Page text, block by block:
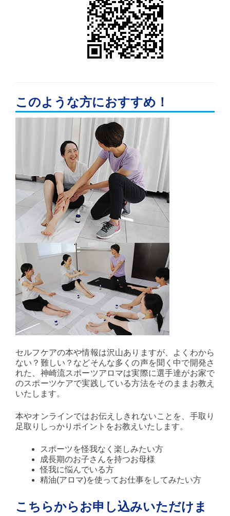
このような方におすすめ！
セルフケアの本や情報は沢山ありますが、よくわから
ない？難しい？などそんな多くの声を聞く中で開発さ
れた、神崎流スポーツアロマは実際に選手達がお家で
のスポーツケアで実践している方法をそのままお教え
いたします。
本やオンラインではお伝えしきれないことを、手取り
足取りしっかりポイントをお教えいたします。
スポーツを怪我なく楽しみたい方
成長期のお子さんを持つお母様
怪我に悩んでいる方
精油(アロマ)を使ってお仕事をしてみたい方
こちらからお申し込みいただけま